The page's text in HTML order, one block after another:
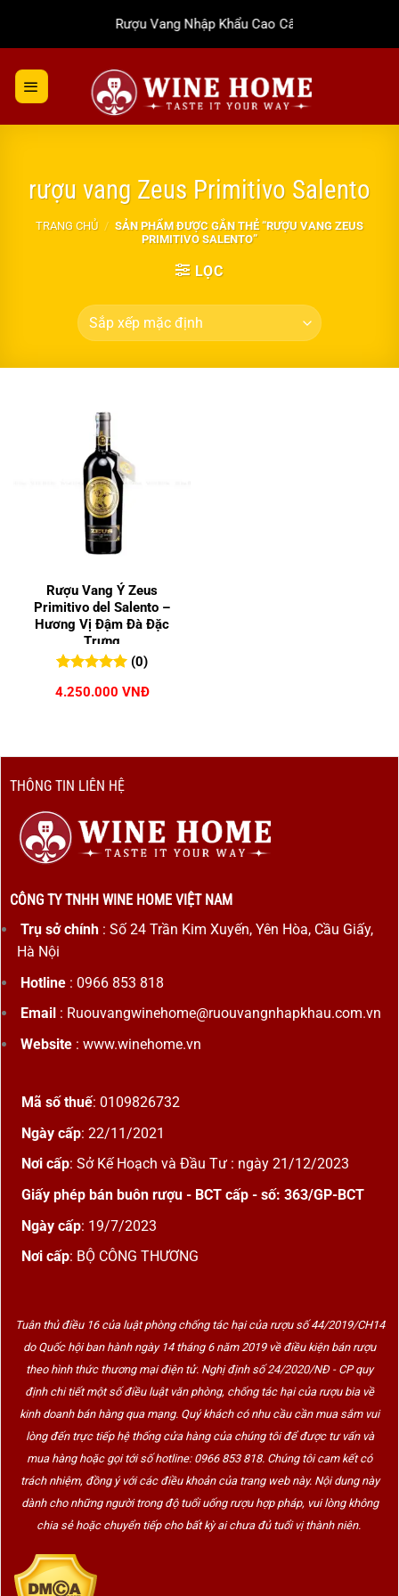
dung
Rượu Vang Nhập Khẩu Cao Cấp
rượu vang Zeus Primitivo Salento
TRANG CHỦ / SẢN PHẨM ĐƯỢC GẮN THẺ “RƯỢU VANG ZEUS
PRIMITIVO SALENTO”
LỌC
Rượu Vang Ý Zeus
Primitivo del Salento –
Hương Vị Đậm Đà Đặc
Trưng
đánh giá
(0)
4.250.000 VNĐ
THÔNG TIN LIÊN HỆ
CÔNG TY TNHH WINE HOME VIỆT NAM
Trụ sở chính: Số 24 Trần Kim Xuyến, Yên Hòa, Cầu Giấy,
Hà Nội
Hotline: 0966 853 818
Email : Ruouvangwinehome@ruouvangnhapkhau.com.vn
Website: www.winehome.vn
Mã số thuế: 0109826732
Ngày cấp: 22/11/2021
Nơi cấp: Sở Kế Hoạch và Đầu Tư : ngày 21/12/2023
Giấy phép bán buôn rượu - BCT cấp - số: 363/GP-BCT
Ngày cấp: 19/7/2023
Nơi cấp: BỘ CÔNG THƯƠNG
Tuân thủ điều 16 của luật phòng chống tác hại của rượu số 44/2019/CH14
do Quốc hội ban hành ngày 14 tháng 6 năm 2019 về điều kiện bán rượu
theo hình thức thương mại điện tử. Nghị định số 24/2020/NĐ - CP quy
định chi tiết một số điều luật văn phòng, chống tác hại của rượu bia về
kinh doanh bán hàng qua mạng. Quý khách có nhu cầu cần mua sắm vui
lòng đến trực tiếp hệ thống cửa hàng của chúng tôi để được tư vấn và
mua hàng hoặc gọi tới số hotline: 0966 853 818. Chúng tôi cam kết có
trách nhiệm, đồng ý với các điều khoản của trang web này. Nội dung này
dành cho những người trong độ tuổi uống rượu hợp pháp, vui lòng không
chia sẻ hoặc chuyển tiếp cho bất kỳ ai chưa đủ tuổi vị thành niên.